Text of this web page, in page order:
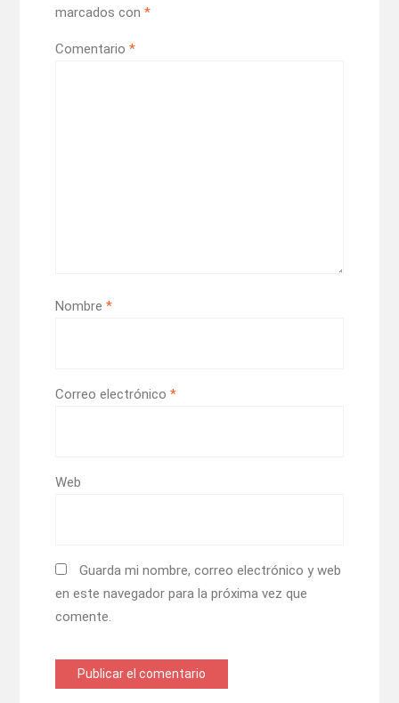
marcados con *
Comentario *
Nombre *
Correo electrónico *
Web
Guarda mi nombre, correo electrónico y web
en este navegador para la próxima vez que
comente.